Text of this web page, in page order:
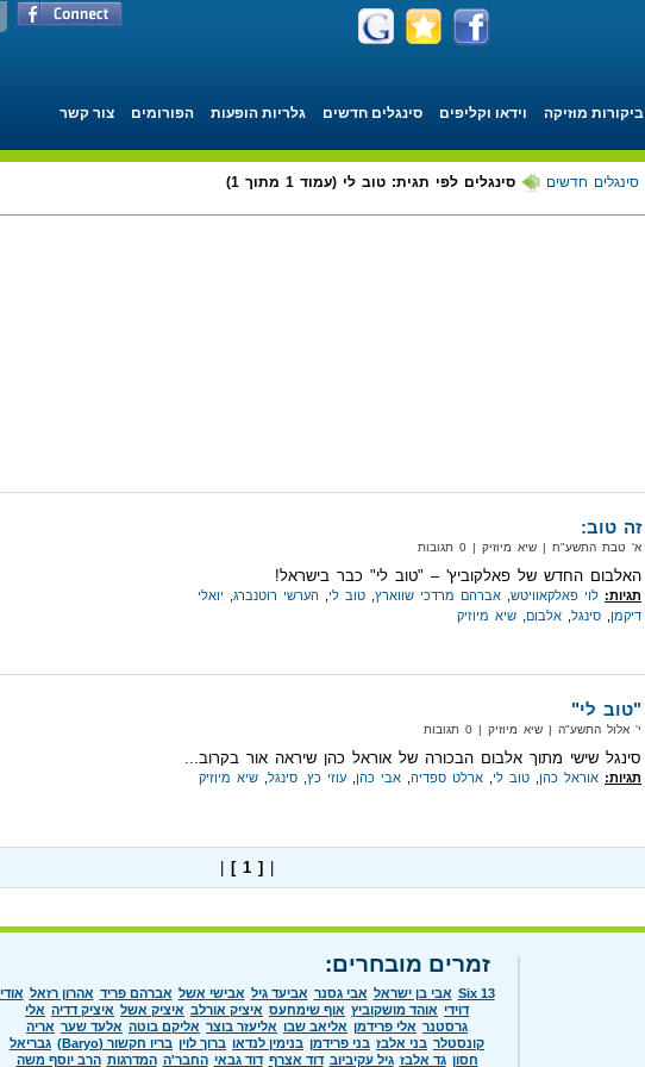
ביקורות מוזיקה וידאו וקליפים סינגלים חדשים גלריות הופעות הפורומים צור קשר
סינגלים חדשים סינגלים לפי תגית: טוב לי (עמוד 1 מתוך 1)
זה טוב:
א' טבת התשע"ח‏ | שיא מיוזיק‏ | 0 תגובות
האלבום החדש של פאלקוביץ' – "טוב לי" כבר בישראל!
תגיות: לוי פאלקאוויטש אברהם מרדכי שווארץ טוב לי הערשי רוטנברג
יואלי
דיקמן
סינגל אלבום שיא מיוזיק
"טוב לי"
י' אלול התשע"ה‏ | שיא מיוזיק‏ | 0 תגובות
סינגל שישי מתוך אלבום הבכורה של אוראל כהן שיראה אור בקרוב...
תגיות: אוראל כהן טוב לי ארלט ספדיה אבי כהן עוזי כץ סינגל שיא מיוזיק
[ 1 ]
זמרים מובחרים:
Six 13 אבי בן ישראל אבי גסנר אביעד גיל אבישי אשל אברהם פריד אהרון רזאל אודי
דוידי אוהד מושקוביץ אוף שימחעס איציק אורלב איציק אשל איציק דדיה אלי
גרסטנר אלי פרידמן אליאב שבו אליעזר בוצר אליקם בוטה אלעד שער אריה
קונסטלר בני אלבז בני פרידמן בנימין לנדאו ברוך לוין בריו חקשור (Baryo)
גבריאל
חסון גד אלבז גיל עקיביוב דוד אצרף דוד גבאי החבר'ה המדרגות הרב יוסף משה